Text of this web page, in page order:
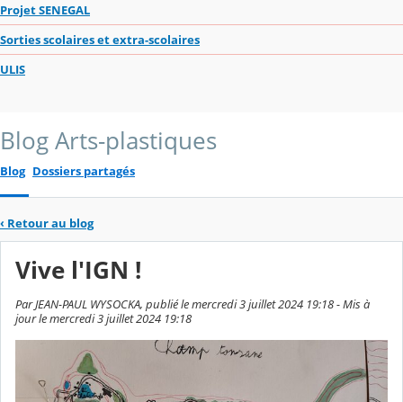
Projet SENEGAL
Sorties scolaires et extra-scolaires
ULIS
Blog Arts-plastiques
Blog Dossiers partagés
‹ Retour au blog
Vive l'IGN !
Par JEAN-PAUL WYSOCKA, publié le mercredi 3 juillet 2024 19:18 - Mis à
jour le mercredi 3 juillet 2024 19:18